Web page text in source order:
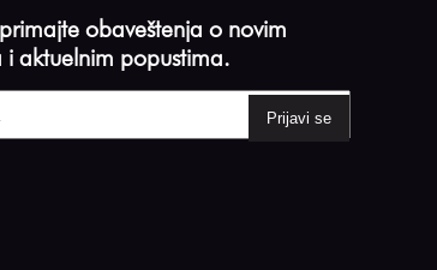
obaveštenja o novim
i aktuelnim popustima.